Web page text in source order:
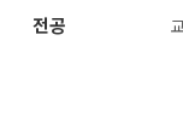
전공